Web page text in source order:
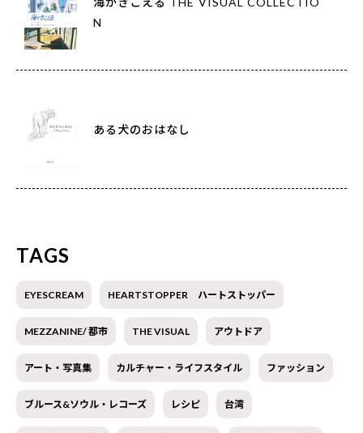
N
ある犬のおはなし
TAGS
EYESCREAM HEARTSTOPPER ハートストッパー
MEZZANINE/ 都市 THE VISUAL アウトドア
アート・写真集 カルチャー・ライフスタイル ファッション
ブルース&ソウル・レコーズ レシピ 台湾